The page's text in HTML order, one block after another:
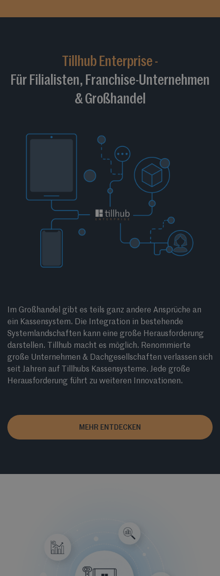
Tillhub Enterprise -
Für Filialisten, Franchise-Unternehmen
& Großhandel
Im Großhandel gibt es teils ganz andere Ansprüche an
ein Kassensystem. Die Integration in bestehende
Systemlandschaften kann eine große Herausforderung
darstellen. Tillhub macht es möglich. Renommierte
große Unternehmen & Dachgesellschaften verlassen sich
seit Jahren auf Tillhubs Kassensysteme. Jede große
Herausforderung führt zu weiteren Innovationen.
MEHR ENTDECKEN